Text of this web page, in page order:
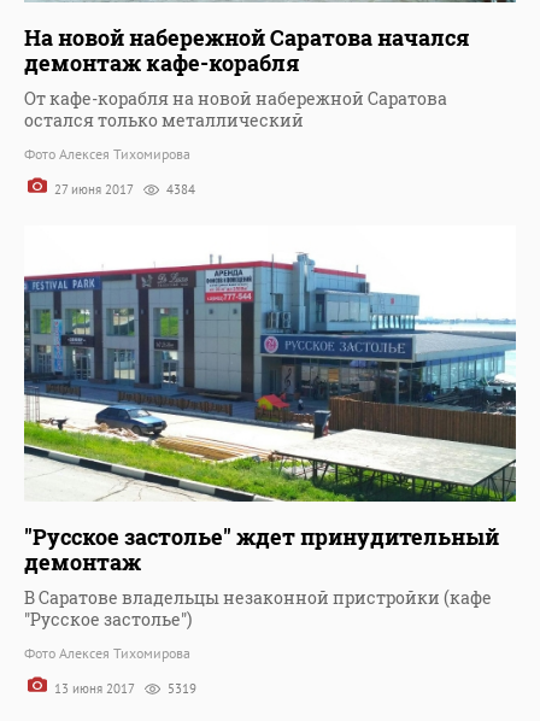
На новой набережной Саратова начался
демонтаж кафе-корабля
От кафе-корабля на новой набережной Саратова
остался только металлический
Фото Алексея Тихомирова
27 июня 2017 4384
"Русское застолье" ждет принудительный
демонтаж
В Саратове владельцы незаконной пристройки (кафе
"Русское застолье")
Фото Алексея Тихомирова
13 июня 2017 5319